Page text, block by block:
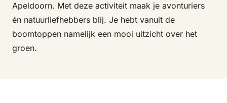
Apeldoorn. Met deze activiteit maak je avonturiers
én natuurliefhebbers blij. Je hebt vanuit de
boomtoppen namelijk een mooi uitzicht over het
groen.